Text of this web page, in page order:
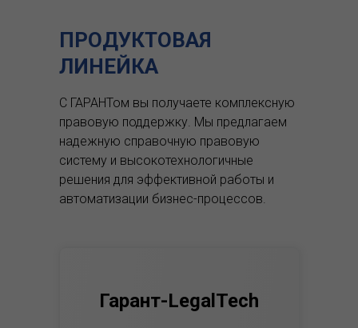
ПРОДУКТОВАЯ
ЛИНЕЙКА
С ГАРАНТом вы получаете комплексную
правовую поддержку. Мы предлагаем
надежную справочную правовую
систему и высокотехнологичные
решения для эффективной работы и
автоматизации бизнес-процессов.
Гарант-LegalTech